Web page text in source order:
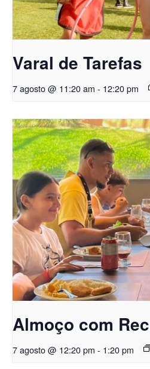
Varal de Tarefas
7 agosto @ 11:20 am - 12:20 pm
Almoço com
7 agosto @ 12:20 pm - 1:20 pm